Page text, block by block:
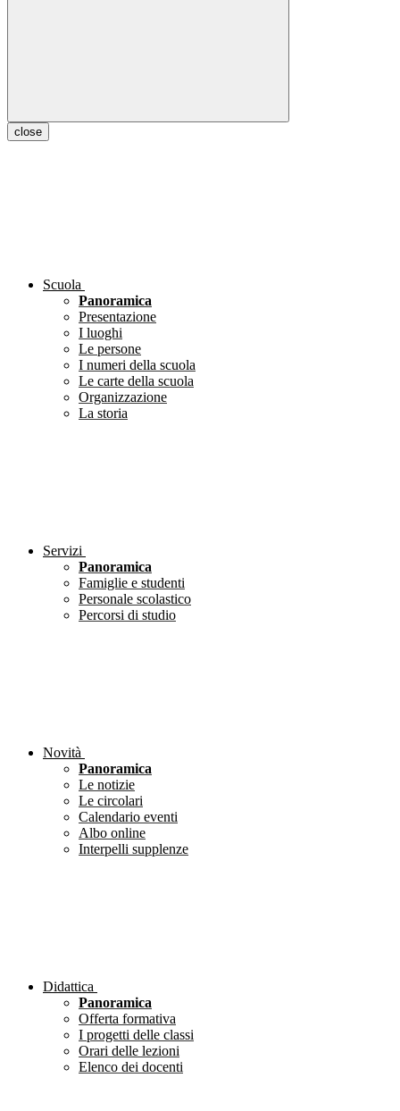
close
Scuola
Panoramica
Presentazione
I luoghi
Le persone
I numeri della scuola
Le carte della scuola
Organizzazione
La storia
Servizi
Panoramica
Famiglie e studenti
Personale scolastico
Percorsi di studio
Novità
Panoramica
Le notizie
Le circolari
Calendario eventi
Albo online
Interpelli supplenze
Didattica
Panoramica
Offerta formativa
I progetti delle classi
Orari delle lezioni
Elenco dei docenti